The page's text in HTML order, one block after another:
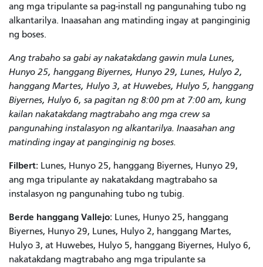
ang mga tripulante sa pag-install ng pangunahing tubo ng
alkantarilya. Inaasahan ang matinding ingay at panginginig
ng boses.
Ang trabaho sa gabi ay nakatakdang gawin mula Lunes,
Hunyo 25, hanggang Biyernes, Hunyo 29, Lunes, Hulyo 2,
hanggang Martes, Hulyo 3, at Huwebes, Hulyo 5, hanggang
Biyernes, Hulyo 6, sa pagitan ng 8:00 pm at 7:00 am, kung
kailan nakatakdang magtrabaho ang mga crew sa
pangunahing instalasyon ng alkantarilya. Inaasahan ang
matinding ingay at panginginig ng boses.
Filbert: Lunes, Hunyo 25, hanggang Biyernes, Hunyo 29,
ang mga tripulante ay nakatakdang magtrabaho sa
instalasyon ng pangunahing tubo ng tubig.
Berde hanggang Vallejo: Lunes, Hunyo 25, hanggang
Biyernes, Hunyo 29, Lunes, Hulyo 2, hanggang Martes,
Hulyo 3, at Huwebes, Hulyo 5, hanggang Biyernes, Hulyo 6,
nakatakdang magtrabaho ang mga tripulante sa